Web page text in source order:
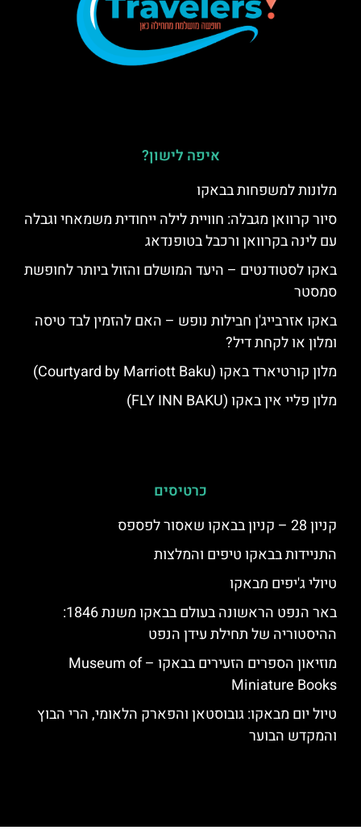
איפה לישון?
מלונות למשפחות בבאקו
סיור קרוואן מגבלה: חוויית לילה ייחודית משמאחי וגבלה
עם לינה בקרוואן ורכבל בטופנדאג
באקו לסטודנטים – היעד המושלם והזול ביותר לחופשת
סמסטר
באקו אזרבייג'ן חבילות נופש – האם להזמין לבד טיסה
ומלון או לקחת דיל?
מלון קורטיארד באקו (Courtyard by Marriott Baku)
מלון פליי אין באקו (FLY INN BAKU)
כרטיסים
קניון 28 – קניון בבאקו שאסור לפספס
התניידות בבאקו טיפים והמלצות
טיולי ג'יפים מבאקו
באר הנפט הראשונה בעולם בבאקו משנת 1846:
ההיסטוריה של תחילת עידן הנפט
מוזיאון הספרים הזעירים בבאקו – Museum of
Miniature Books
טיול יום מבאקו: גובוסטאן והפארק הלאומי, הרי הבוץ
והמקדש הבוער